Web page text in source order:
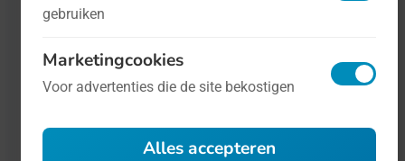
gebruiken
Marketingcookies
Voor advertenties die de site bekostigen
Alles accepteren